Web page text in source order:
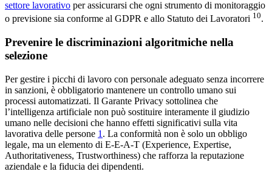
settore lavorativo per assicurarsi che ogni strumento di monitoraggio
o previsione sia conforme al GDPR e allo Statuto dei Lavoratori 10.
Prevenire le discriminazioni algoritmiche nella
selezione
Per gestire i picchi di lavoro con personale adeguato senza incorrere
in sanzioni, è obbligatorio mantenere un controllo umano sui
processi automatizzati. Il Garante Privacy sottolinea che
l’intelligenza artificiale non può sostituire interamente il giudizio
umano nelle decisioni che hanno effetti significativi sulla vita
lavorativa delle persone 1 . La conformità non è solo un obbligo
legale, ma un elemento di E-E-A-T (Experience, Expertise,
Authoritativeness, Trustworthiness) che rafforza la reputazione
aziendale e la fiducia dei dipendenti.